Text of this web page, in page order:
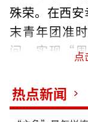
殊荣。在西
末青年团准
间，实现“
些青春面孔而
点
热点新闻